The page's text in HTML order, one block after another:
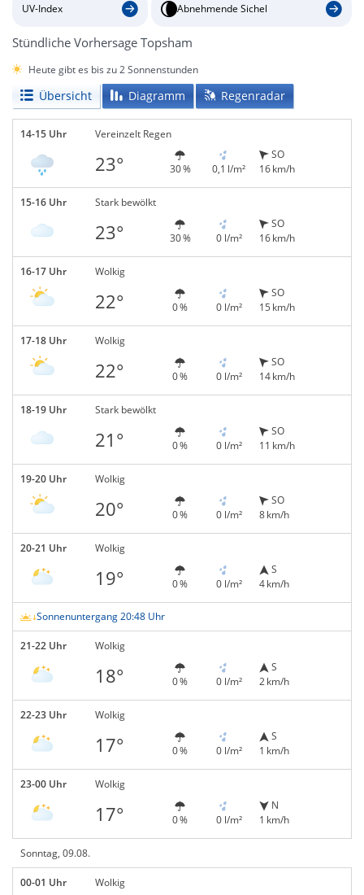
UV-Index Abnehmende Sichel
Stündliche Vorhersage Topsham
Heute gibt es bis zu 2 Sonnenstunden
Übersicht Diagramm Regenradar
14-15 Uhr Vereinzelt Regen
23° 30 % 0,1 l/m²
SO
16 km/h
15-16 Uhr Stark bewölkt
23° 30 % 0 l/m²
SO
16 km/h
16-17 Uhr Wolkig
22° 0 % 0 l/m²
SO
15 km/h
17-18 Uhr Wolkig
22° 0 % 0 l/m²
SO
14 km/h
18-19 Uhr Stark bewölkt
21° 0 % 0 l/m²
SO
11 km/h
19-20 Uhr Wolkig
20° 0 % 0 l/m²
SO
8 km/h
20-21 Uhr Wolkig
19° 0 % 0 l/m²
S
4 km/h
Sonnenuntergang 20:48 Uhr
21-22 Uhr Wolkig
18° 0 % 0 l/m²
S
2 km/h
22-23 Uhr Wolkig
17° 0 % 0 l/m²
S
1 km/h
23-00 Uhr Wolkig
17° 0 % 0 l/m²
N
1 km/h
Sonntag, 09.08.
00-01 Uhr Wolkig